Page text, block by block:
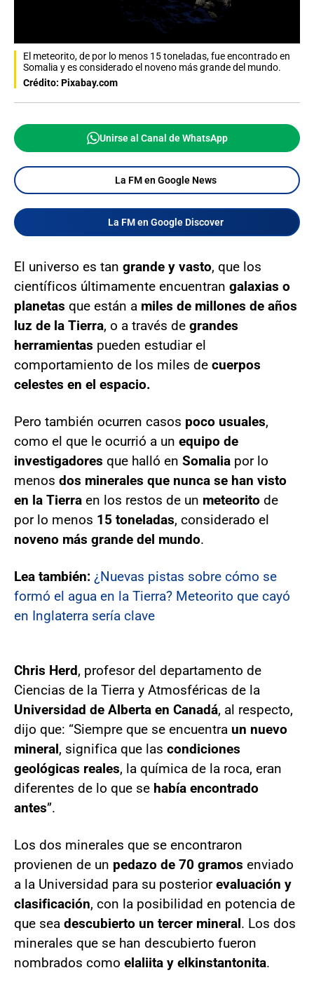
El meteorito, de por lo menos 15 toneladas, fue encontrado en
Somalia y es considerado el noveno más grande del mundo.
Crédito: Pixabay.com
Unirse al Canal de WhatsApp
La FM en Google News
La FM en Google Discover
El universo es tan grande y vasto, que los
científicos últimamente encuentran galaxias o
planetas que están a miles de millones de años
luz de la Tierra, o a través de grandes
herramientas pueden estudiar el
comportamiento de los miles de cuerpos
celestes en el espacio.
Pero también ocurren casos poco usuales,
como el que le ocurrió a un equipo de
investigadores que halló en Somalia por lo
menos dos minerales que nunca se han visto
en la Tierra en los restos de un meteorito de
por lo menos 15 toneladas, considerado el
noveno más grande del mundo.
Lea también: ¿Nuevas pistas sobre cómo se
formó el agua en la Tierra? Meteorito que cayó
en Inglaterra sería clave
Chris Herd, profesor del departamento de
Ciencias de la Tierra y Atmosféricas de la
Universidad de Alberta en Canadá, al respecto,
dijo que: “Siempre que se encuentra un nuevo
mineral, significa que las condiciones
geológicas reales, la química de la roca, eran
diferentes de lo que se había encontrado
antes”.
Los dos minerales que se encontraron
provienen de un pedazo de 70 gramos enviado
a la Universidad para su posteriorevaluación y
clasificación, con la posibilidad en potencia de
que sea descubierto un tercer mineral. Los dos
minerales que se han descubierto fueron
nombrados como elaliita y elkinstantonita.